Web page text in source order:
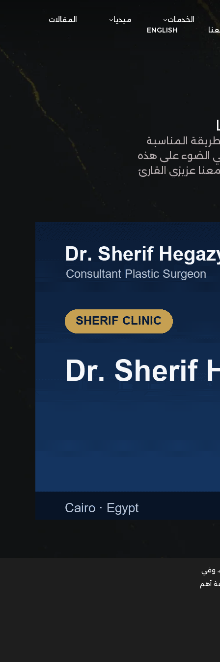
الخدمات ميديا
المقالات
ENGLISH
المناسبة
الضوء على هذه
عزيزي القارئ
وفي
أهم